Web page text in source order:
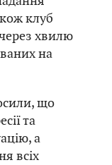
клуб
хвилю
на
що
та
а
всіх